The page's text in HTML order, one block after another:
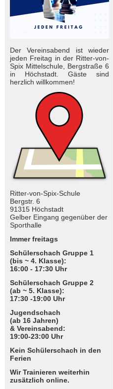
Der Vereinsabend ist wieder
jeden Freitag in der Ritter-von-
Spix Mittelschule, Bergstraße 6
in Höchstadt. Gäste sind
herzlich will­kom­men!
Ritter-von-Spix-Schule
Bergstr. 6
91315 Höchstadt
Gelber Eingang gegenüber der
Sporthalle
Immer freitags
Schülerschach Gruppe 1
(bis ~ 4. Klasse):
16:00 - 17:30 Uhr
Schülerschach Gruppe 2
(ab ~ 5. Klasse):
17:30 -19:00 Uhr
Jugendschach
(ab 16 Jahren)
& Vereinsabend:
19:00-23:00 Uhr
Kein Schülerschach in den
Ferien
Wir Trainieren weiterhin
zusätzlich online.